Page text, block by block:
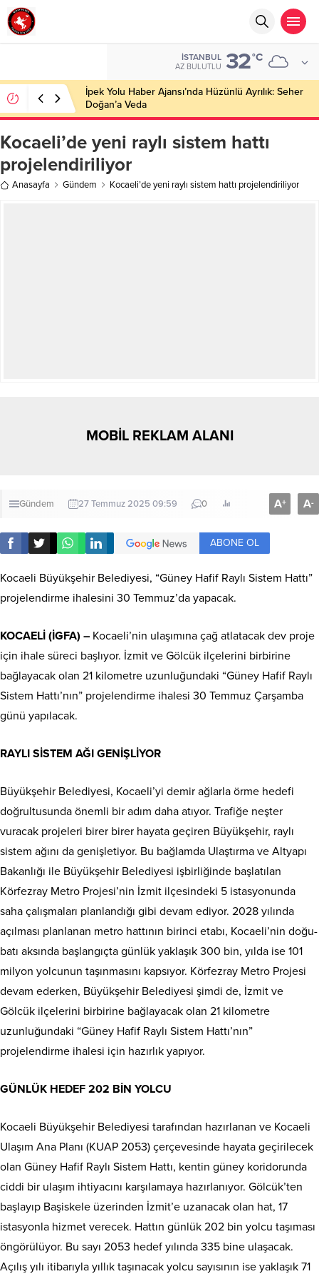
İSTANBUL
AZ BULUTLU 32°C
İpek Yolu Haber Ajansı’nda Hüzünlü Ayrılık: Seher
Doğan’a Veda
Kocaeli’de yeni raylı sistem hattı
projelendiriliyor
Anasayfa Gündem Kocaeli’de yeni raylı sistem hattı projelendiriliyor
MOBİL REKLAM ALANI
Gündem 27 Temmuz 2025 09:59 0 A+ A-
ABONE OL
Kocaeli Büyükşehir Belediyesi, “Güney Hafif Raylı Sistem Hattı”
projelendirme ihalesini 30 Temmuz’da yapacak.
KOCAELİ (İGFA) – Kocaeli’nin ulaşımına çağ atlatacak dev proje
için ihale süreci başlıyor. İzmit ve Gölcük ilçelerini birbirine
bağlayacak olan 21 kilometre uzunluğundaki “Güney Hafif Raylı
Sistem Hattı’nın” projelendirme ihalesi 30 Temmuz Çarşamba
günü yapılacak.
RAYLI SİSTEM AĞI GENİŞLİYOR
Büyükşehir Belediyesi, Kocaeli’yi demir ağlarla örme hedefi
doğrultusunda önemli bir adım daha atıyor. Trafiğe neşter
vuracak projeleri birer birer hayata geçiren Büyükşehir, raylı
sistem ağını da genişletiyor. Bu bağlamda Ulaştırma ve Altyapı
Bakanlığı ile Büyükşehir Belediyesi işbirliğinde başlatılan
Körfezray Metro Projesi’nin İzmit ilçesindeki 5 istasyonunda
saha çalışmaları planlandığı gibi devam ediyor. 2028 yılında
açılması planlanan metro hattının birinci etabı, Kocaeli’nin doğu-
batı aksında başlangıçta günlük yaklaşık 300 bin, yılda ise 101
milyon yolcunun taşınmasını kapsıyor. Körfezray Metro Projesi
devam ederken, Büyükşehir Belediyesi şimdi de, İzmit ve
Gölcük ilçelerini birbirine bağlayacak olan 21 kilometre
uzunluğundaki “Güney Hafif Raylı Sistem Hattı’nın”
projelendirme ihalesi için hazırlık yapıyor.
GÜNLÜK HEDEF 202 BİN YOLCU
Kocaeli Büyükşehir Belediyesi tarafından hazırlanan ve Kocaeli
Ulaşım Ana Planı (KUAP 2053) çerçevesinde hayata geçirilecek
olan Güney Hafif Raylı Sistem Hattı, kentin güney koridorunda
ciddi bir ulaşım ihtiyacını karşılamaya hazırlanıyor. Gölcük’ten
başlayıp Başiskele üzerinden İzmit’e uzanacak olan hat, 17
istasyonla hizmet verecek. Hattın günlük 202 bin yolcu taşıması
öngörülüyor. Bu sayı 2053 hedef yılında 335 bine ulaşacak.
Açılış yılı itibarıyla yıllık taşınacak yolcu sayısının ise yaklaşık 71